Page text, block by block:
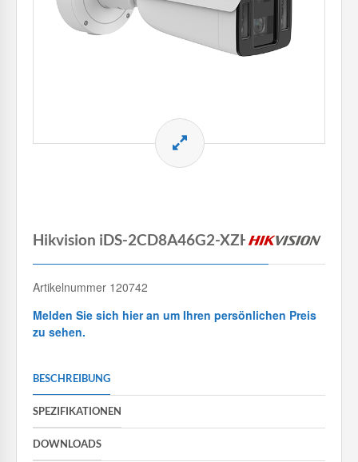
Hikvision iDS-2CD8A46G2-XZHSY
Artikelnummer 120742
Melden Sie sich hier an um Ihren persönlichen Preis
zu sehen.
BESCHREIBUNG
SPEZIFIKATIONEN
DOWNLOADS